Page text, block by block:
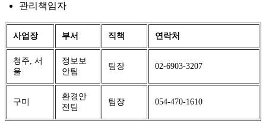
관리책임자
사업장 부서 직책 연락처
청주, 서
울
정보보
안팀
팀장 02-6903-3207
구미
환경안
전팀
팀장 054-470-1610